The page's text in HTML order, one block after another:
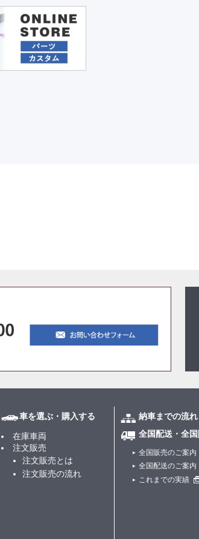
車を選ぶ・購入する
在庫車両
注文販売
注文販売とは
注文販売の流れ
納車までの流れ
全国配送・全
全国販売のご案内
全国配送のご案内
これまでの実績